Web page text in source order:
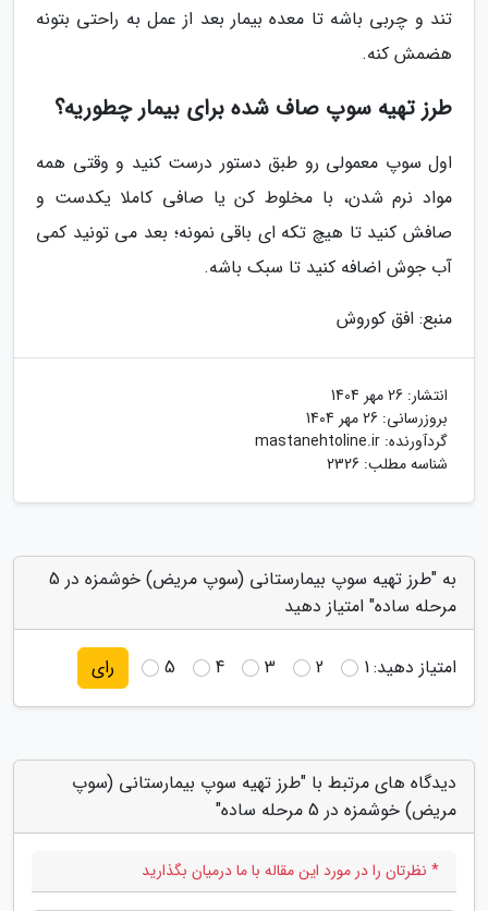
تند و چربی باشه تا معده بیمار بعد از عمل به راحتی بتونه
هضمش کنه.
طرز تهیه سوپ صاف شده برای بیمار چطوریه؟
اول سوپ معمولی رو طبق دستور درست کنید و وقتی همه
مواد نرم شدن، با مخلوط کن یا صافی کاملا یکدست و
صافش کنید تا هیچ تکه ای باقی نمونه؛ بعد می تونید کمی
آب جوش اضافه کنید تا سبک باشه.
منبع: افق کوروش
انتشار: 26 مهر 1404
بروزرسانی: 26 مهر 1404
گردآورنده: mastanehtoline.ir
شناسه مطلب: 2326
به "طرز تهیه سوپ بیمارستانی (سوپ مریض) خوشمزه در 5
مرحله ساده" امتیاز دهید
امتیاز دهید:1
2
3
4
5 رای
دیدگاه های مرتبط با "طرز تهیه سوپ بیمارستانی (سوپ
مریض) خوشمزه در 5 مرحله ساده"
* نظرتان را در مورد این مقاله با ما درمیان بگذارید